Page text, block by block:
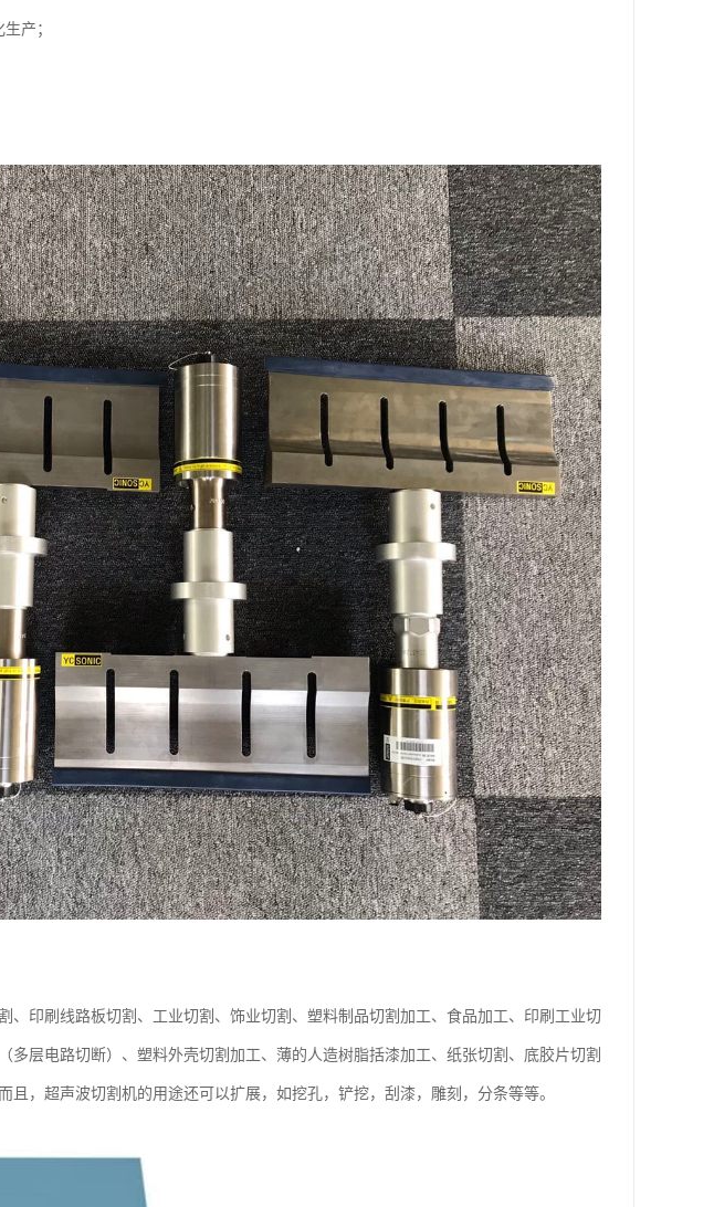
产；
、印刷线路板切割、工业切割、饰业切割、塑料制品切割加工、食品加工、印刷工业切
层电路切断）、塑料外壳切割加工、薄的人造树脂括漆加工、纸张切割、底胶片切割
，超声波切割机的用途还可以扩展，如挖孔，铲挖，刮漆，雕刻，分条等等。